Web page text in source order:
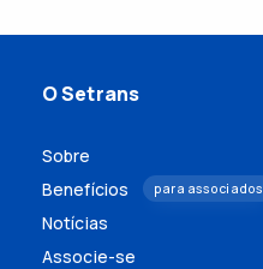
O Setrans
Sobre
Benefícios
para associados
Notícias
Associe-se